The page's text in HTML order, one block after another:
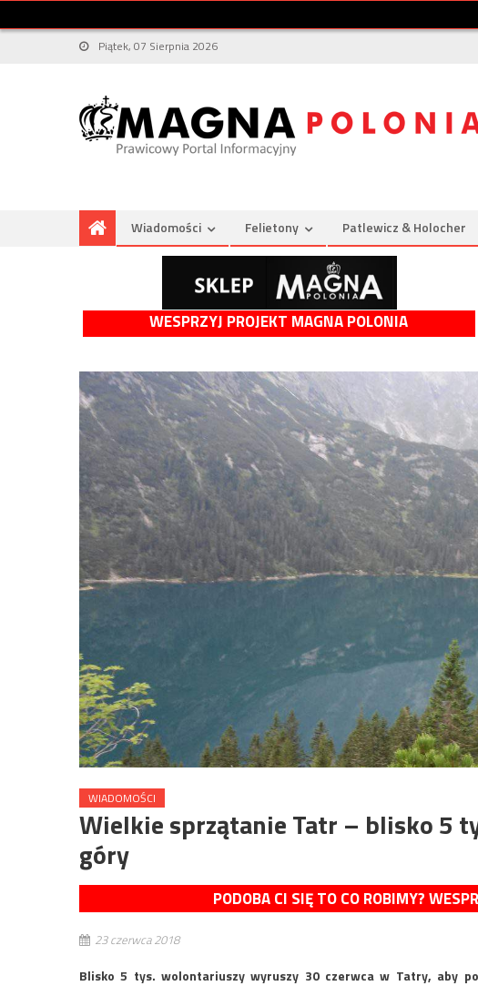
Piątek, 07 Sierpnia 2026
Wiadomości Felietony Patlewicz & Holocher
WESPRZYJ PROJEKT MAGNA POLONIA
WIADOMOŚCI
Wielkie sprzątanie Tatr – blisko 5
góry
PODOBA CI SIĘ TO CO ROBIMY?
23 czerwca 2018
Blisko 5 tys. wolontariuszy wyruszy 30 czerwca w Tatry, aby